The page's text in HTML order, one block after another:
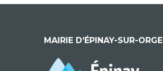
MAIRIE D’ÉPINAY-SUR-ORGE